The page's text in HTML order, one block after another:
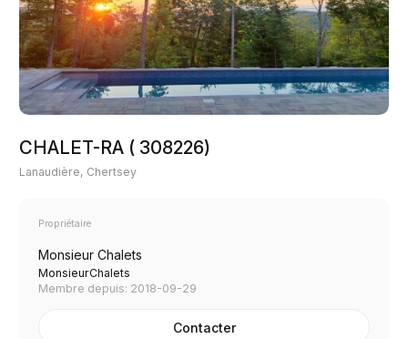
CHALET-RA ( 308226)
Lanaudière, Chertsey
Propriétaire
Monsieur Chalets
MonsieurChalets
Membre depuis: 2018-09-29
Contacter